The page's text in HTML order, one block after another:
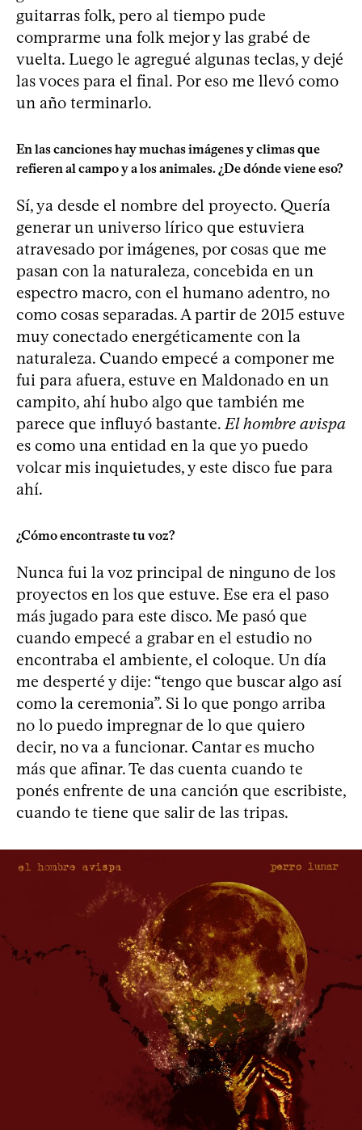
guitarras folk, pero al tiempo pude
comprarme una folk mejor y las grabé de
vuelta. Luego le agregué algunas teclas, y dejé
las voces para el final. Por eso me llevó como
un año terminarlo.
En las canciones hay muchas imágenes y climas que
refieren al campo y a los animales. ¿De dónde viene eso?
Sí, ya desde el nombre del proyecto. Quería
generar un universo lírico que estuviera
atravesado por imágenes, por cosas que me
pasan con la naturaleza, concebida en un
espectro macro, con el humano adentro, no
como cosas separadas. A partir de 2015 estuve
muy conectado energéticamente con la
naturaleza. Cuando empecé a componer me
fui para afuera, estuve en Maldonado en un
campito, ahí hubo algo que también me
parece que influyó bastante. El hombre avispa
es como una entidad en la que yo puedo
volcar mis inquietudes, y este disco fue para
ahí.
¿Cómo encontraste tu voz?
Nunca fui la voz principal de ninguno de los
proyectos en los que estuve. Ese era el paso
más jugado para este disco. Me pasó que
cuando empecé a grabar en el estudio no
encontraba el ambiente, el coloque. Un día
me desperté y dije: “tengo que buscar algo así
como la ceremonia”. Si lo que pongo arriba
no lo puedo impregnar de lo que quiero
decir, no va a funcionar. Cantar es mucho
más que afinar. Te das cuenta cuando te
ponés enfrente de una canción que escribiste,
cuando te tiene que salir de las tripas.